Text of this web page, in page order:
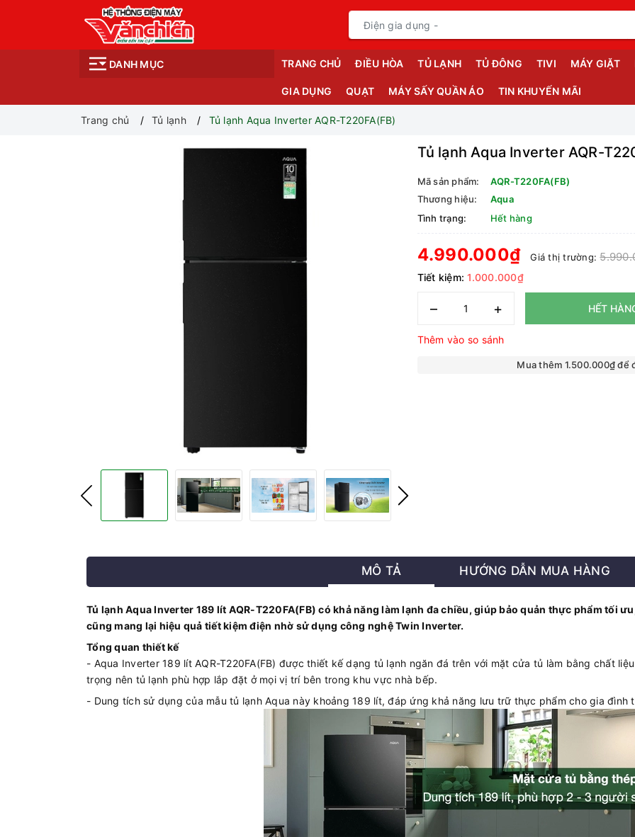
DANH MỤC TRANG CHỦ ĐIỀU HÒA TỦ LẠNH TỦ ĐÔNG TIVI MÁY GIẶT
GIA DỤNG QUẠT MÁY SẤY QUẦN ÁO TIN KHUYẾN MÃI
Trang chủ Tủ lạnh Tủ lạnh Aqua Inverter AQR-T220FA(FB)
Tủ lạnh Aqua Inverter AQR-
Mã sản phẩm:
AQR-T220FA(FB)
Thương hiệu:
Aqua
Tình trạng:
Hết hàng
4.990.000₫ Giá thị trường:
Tiết kiệm:1.000.000₫
– + HẾT
Thêm vào so sánh
Mua thêm 1.500.000₫ để
MÔ TẢ HƯỚNG DẪN MUA HÀNG
Tủ lạnh Aqua Inverter 189 lít AQR-T220FA(FB) có khả năng làm lạnh đa chiều, giúp bảo quản thực phẩm tối
cũng mang lại hiệu quả tiết kiệm điện nhờ sử dụng công nghệ Twin Inverter.
Tổng quan thiết kế
- Aqua Inverter 189 lít AQR-T220FA(FB) được thiết kế dạng tủ lạnh ngăn đá trên với mặt cửa tủ làm bằng chất
trọng nên tủ lạnh phù hợp lắp đặt ở mọi vị trí bên trong khu vực nhà bếp.
- Dung tích sử dụng của mẫu tủ lạnh Aqua này khoảng 189 lít, đáp ứng khả năng lưu trữ thực phẩm cho gia đình